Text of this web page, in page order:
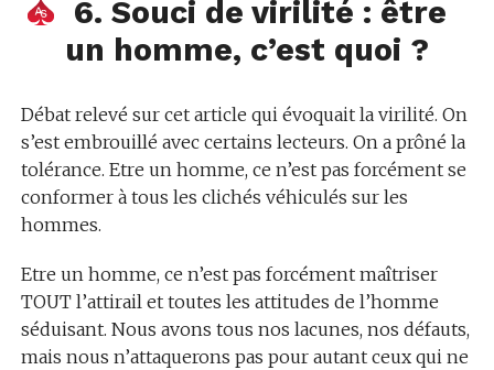
6. Souci de virilité : être
un homme, c’est quoi ?
Débat relevé sur cet article qui évoquait la virilité. On
s’est embrouillé avec certains lecteurs. On a prôné la
tolérance. Etre un homme, ce n’est pas forcément se
conformer à tous les clichés véhiculés sur les
hommes.
Etre un homme, ce n’est pas forcément maîtriser
TOUT l’attirail et toutes les attitudes de l’homme
séduisant. Nous avons tous nos lacunes, nos défauts,
mais nous n’attaquerons pas pour autant ceux qui ne